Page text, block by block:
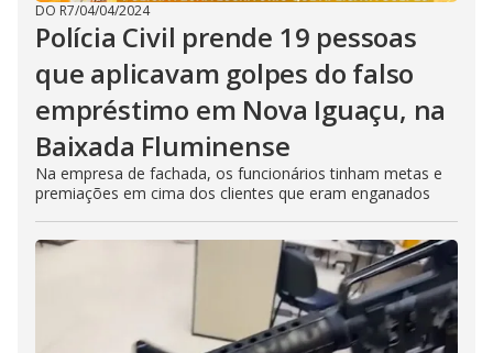
DO R7/04/04/2024
Polícia Civil prende 19 pessoas
que aplicavam golpes do falso
empréstimo em Nova Iguaçu, na
Baixada Fluminense
Na empresa de fachada, os funcionários tinham metas e
premiações em cima dos clientes que eram enganados